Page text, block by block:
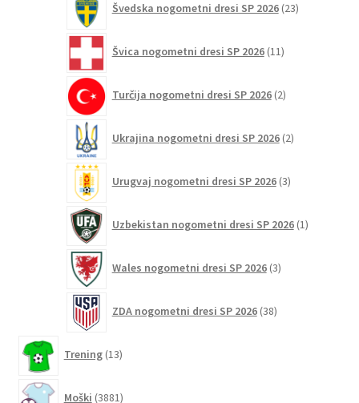
Švedska nogometni dresi SP 2026 23izdelkov
Švica nogometni dresi SP 2026 11izdelkov
Turčija nogometni dresi SP 2026 2izdelka
Ukrajina nogometni dresi SP 2026 2izdelka
Urugvaj nogometni dresi SP 2026 3izdelki
Uzbekistan nogometni dresi SP 2026 1izdelek
Wales nogometni dresi SP 2026 3izdelki
ZDA nogometni dresi SP 2026 38izdelkov
Trening 13izdelkov
Moški 3881